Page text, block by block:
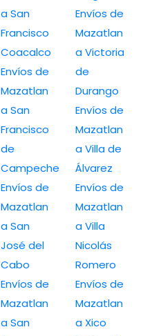
a San
Francisco
Coacalco
Envíos de
Mazatlan
a San
Francisco
de
Campeche
Envíos de
Mazatlan
a San
José del
Cabo
Envíos de
Mazatlan
a San
Envíos de
Mazatlan
a Victoria
de
Durango
Envíos de
Mazatlan
a Villa de
Álvarez
Envíos de
Mazatlan
a Villa
Nicolás
Romero
Envíos de
Mazatlan
a Xico